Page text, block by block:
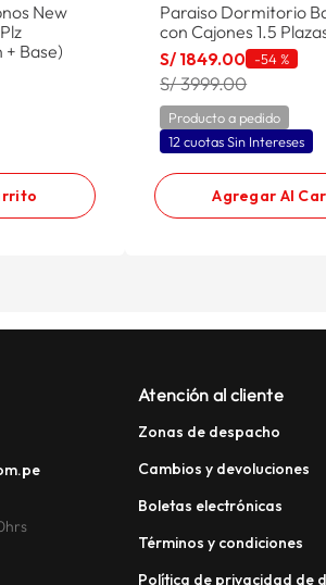
New
Base)
Paraiso Dormitorio
con Cajones 1.5
S/ 1849.00 -54 %
S/ 3999.00
Producto a pedido
12 cuotas Sin Intereses
Agregar Al
Atención al cliente
Zonas de despacho
Cambios y devoluciones
Boletas electrónicas
Términos y condiciones
Política de privacidad de